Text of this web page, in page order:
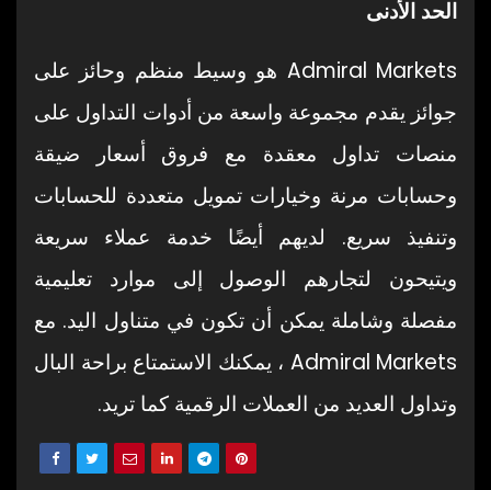
الحد الأدنى
Admiral Markets هو وسيط منظم وحائز على
جوائز يقدم مجموعة واسعة من أدوات التداول على
منصات تداول معقدة مع فروق أسعار ضيقة
وحسابات مرنة وخيارات تمويل متعددة للحسابات
وتنفيذ سريع. لديهم أيضًا خدمة عملاء سريعة
ويتيحون لتجارهم الوصول إلى موارد تعليمية
مفصلة وشاملة يمكن أن تكون في متناول اليد. مع
Admiral Markets ، يمكنك الاستمتاع براحة البال
وتداول العديد من العملات الرقمية كما تريد.